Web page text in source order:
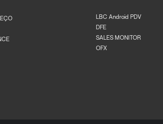
LBC Android PDV
DFE
SALES MONITOR
OFX